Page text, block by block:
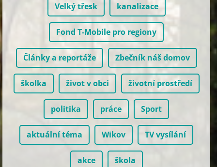
Velký třesk kanalizace
Fond T-Mobile pro regiony
Články a reportáže Zbečník náš domov
školka život v obci životní prostředí
politika práce Sport
aktuální téma Wikov TV vysílání
akce škola